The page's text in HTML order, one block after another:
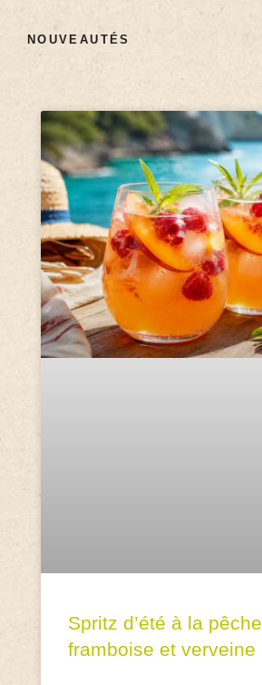
NOUVEAUTÉS
Spritz d’été à la pêche,
framboise et verveine